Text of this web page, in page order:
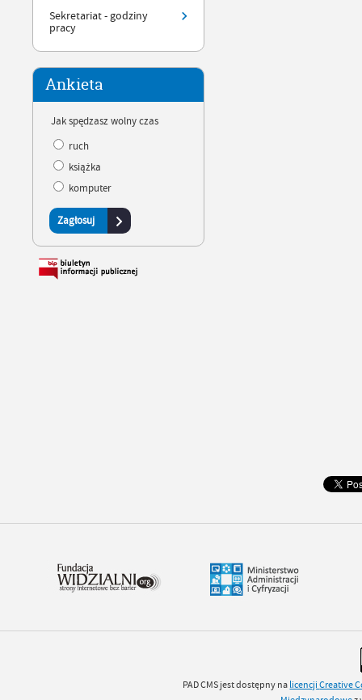
Sekretariat - godziny
pracy
Ankieta
Jak spędzasz wolny czas
ruch
książka
komputer
PAD CMS jest dostępny na licencjiCreative